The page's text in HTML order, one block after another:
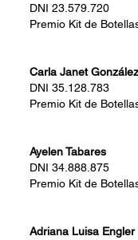
DNI 23.579.720
Premio Kit de
Carla Janet González
DNI 35.128.783
Premio Kit de
Ayelen Tabares
DNI 34.888.875
Premio Kit de
Adriana Luisa Engler